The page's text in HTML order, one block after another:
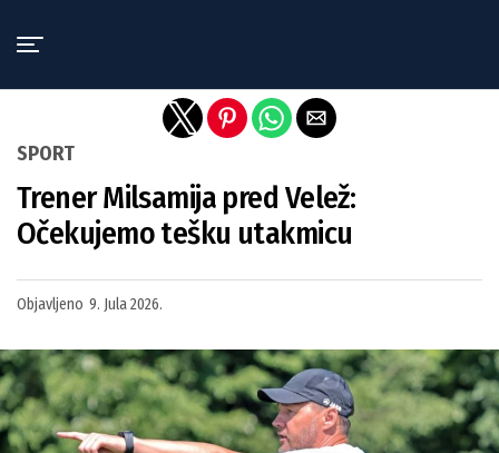
SPORT
Trener Milsamija pred Velež:
Očekujemo tešku utakmicu
Objavljeno 9. Jula 2026.